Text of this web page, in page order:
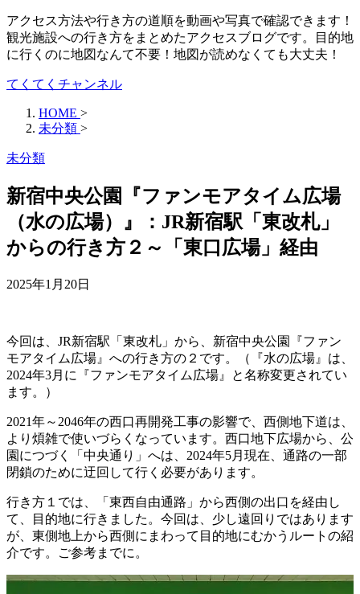
アクセス方法や行き方の道順を動画や写真で確認できます！
観光施設への行き方をまとめたアクセスブログです。目的地
に行くのに地図なんて不要！地図が読めなくても大丈夫！
てくてくチャンネル
HOME >
未分類 >
未分類
新宿中央公園『ファンモアタイム広場
（水の広場）』：JR新宿駅「東改札」
からの行き方２～「東口広場」経由
2025年1月20日
今回は、JR新宿駅「東改札」から、新宿中央公園『ファン
モアタイム広場』への行き方の２です。（『水の広場』は、
2024年3月に『ファンモアタイム広場』と名称変更されてい
ます。）
2021年～2046年の西口再開発工事の影響で、西側地下道は、
より煩雑で使いづらくなっています。西口地下広場から、公
園につづく「中央通り」へは、2024年5月現在、通路の一部
閉鎖のために迂回して行く必要があります。
行き方１では、「東西自由通路」から西側の出口を経由し
て、目的地に行きました。今回は、少し遠回りではあります
が、東側地上から西側にまわって目的地にむかうルートの紹
介です。ご参考までに。